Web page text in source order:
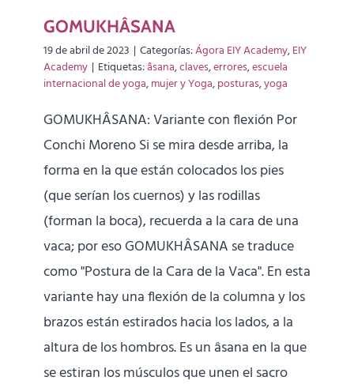
GOMUKHÂSANA
19 de abril de 2023 | Categorías:Ágora EIY Academy,EIY
Academy | Etiquetas:âsana,claves,errores,escuela
internacional de yoga,mujer y Yoga,posturas,yoga
GOMUKHÂSANA: Variante con flexión Por
Conchi Moreno Si se mira desde arriba, la
forma en la que están colocados los pies
(que serían los cuernos) y las rodillas
(forman la boca), recuerda a la cara de una
vaca; por eso GOMUKHÂSANA se traduce
como "Postura de la Cara de la Vaca". En esta
variante hay una flexión de la columna y los
brazos están estirados hacia los lados, a la
altura de los hombros. Es un âsana en la que
se estiran los músculos que unen el sacro